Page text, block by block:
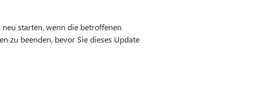
starten, wenn die betroffenen
zu beenden, bevor Sie dieses Update